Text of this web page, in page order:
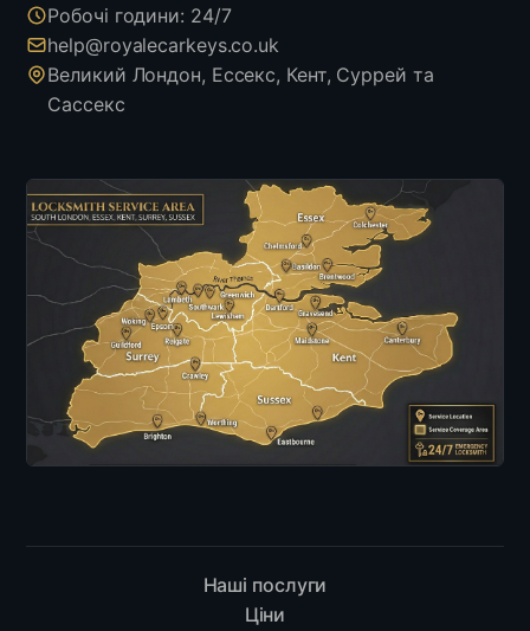
Робочі години: 24/7
help@royalecarkeys.co.uk
Великий Лондон, Ессекс, Кент, Суррей та
Сассекс
Наші послуги
Ціни